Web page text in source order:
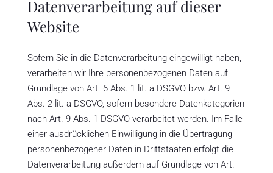
Datenverarbeitung auf dieser
Website
Sofern Sie in die Datenverarbeitung eingewilligt haben,
verarbeiten wir Ihre personenbezogenen Daten auf
Grundlage von Art. 6 Abs. 1 lit. a DSGVO bzw. Art. 9
Abs. 2 lit. a DSGVO, sofern besondere Datenkategorien
nach Art. 9 Abs. 1 DSGVO verarbeitet werden. Im Falle
einer ausdrücklichen Einwilligung in die Übertragung
personenbezogener Daten in Drittstaaten erfolgt die
Datenverarbeitung außerdem auf Grundlage von Art.